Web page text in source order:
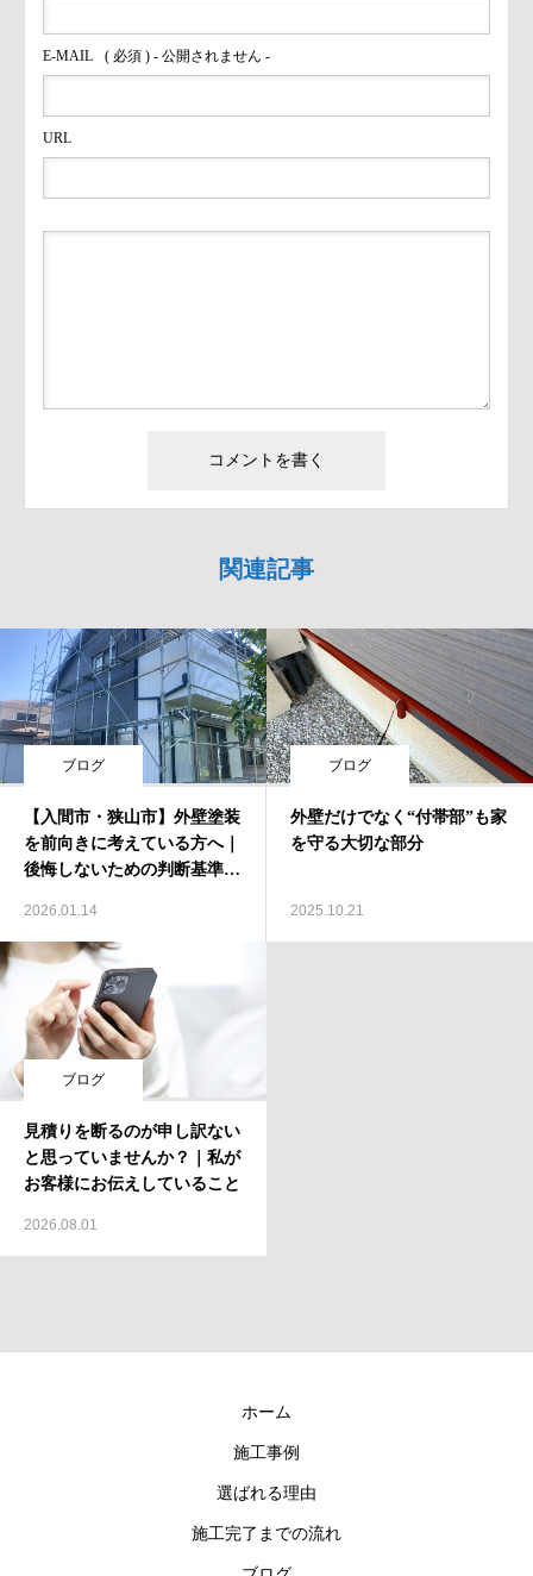
E-MAIL ( 必須 ) - 公開されません -
URL
関連記事
ブログ
【入間市・狭山市】外壁塗装
を前向きに考えている方へ｜
後悔しないための判断基準を
2026.01.14
ブログ
外壁だけでなく“付帯部”も家
を守る大切な部分
2025.10.21
ブログ
見積りを断るのが申し訳ない
と思っていませんか？｜私が
お客様にお伝えしていること
2026.08.01
ホーム
施工事例
選ばれる理由
施工完了までの流れ